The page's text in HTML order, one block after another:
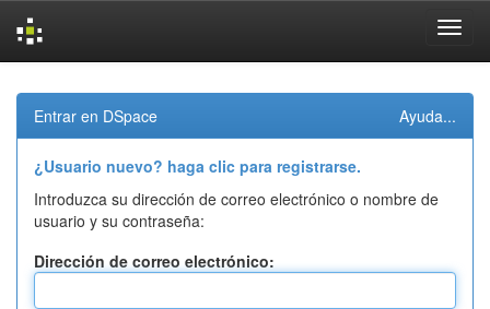
navigation
Entrar en DSpace Ayuda...
¿Usuario nuevo? haga clic para registrarse.
Introduzca su dirección de correo electrónico o nombre de
usuario y su contraseña:
Dirección de correo electrónico: